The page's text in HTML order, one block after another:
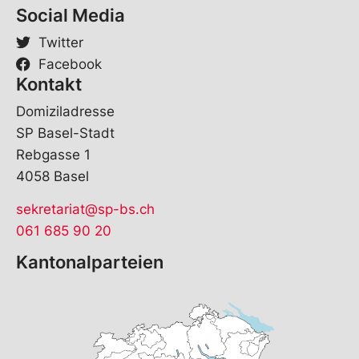
Social Media
Twitter
Facebook
Kontakt
Domiziladresse
SP Basel-Stadt
Rebgasse 1
4058 Basel
sekretariat@sp-bs.ch
061 685 90 20
Kantonalparteien